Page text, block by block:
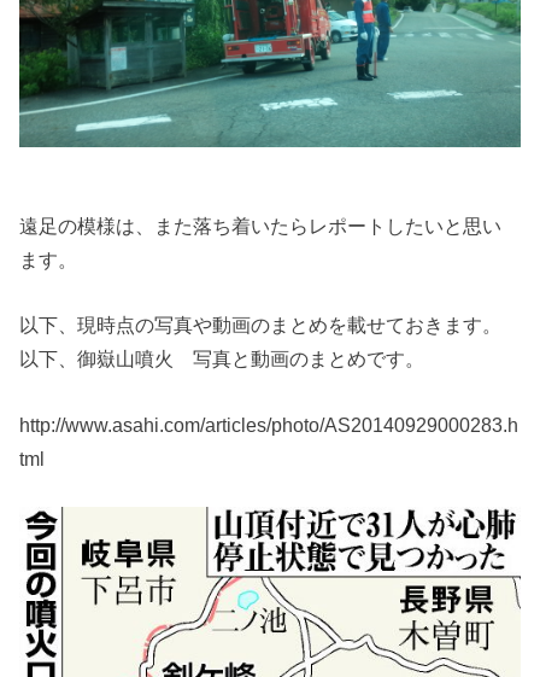
遠足の模様は、また落ち着いたらレポートしたいと思い
ます。
以下、現時点の写真や動画のまとめを載せておきます。
以下、御嶽山噴火 写真と動画のまとめです。
http://www.asahi.com/articles/photo/AS20140929000283.h
tml